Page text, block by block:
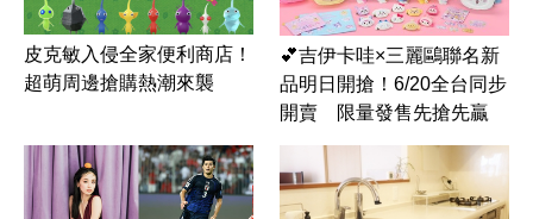
皮克敏入侵全家便利商店！
超萌周邊搶購熱潮來襲
💕吉伊卡哇×三麗鷗聯名新
品明日開搶！6/20全台同步
開賣 限量發售先搶先贏